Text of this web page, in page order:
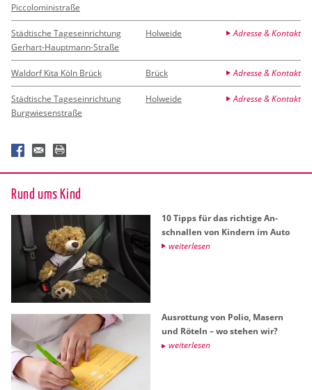
Piccoloministraße
Städtische Tageseinrichtung
Gerhart-Hauptmann-Straße
Holweide Adresse & Kontakt
Waldorf Kita Köln Brück Brück Adresse & Kontakt
Städtische Tageseinrichtung
Burgwiesenstraße
Holweide Adresse & Kontakt
Rund ums Kind
10 Tipps für das rich­ti­ge An­
schnal­len von Kin­dern im Auto
wei­ter­le­sen
Aus­rot­tung von Polio, Ma­sern
und Rö­teln – wo ste­hen wir?
wei­ter­le­sen